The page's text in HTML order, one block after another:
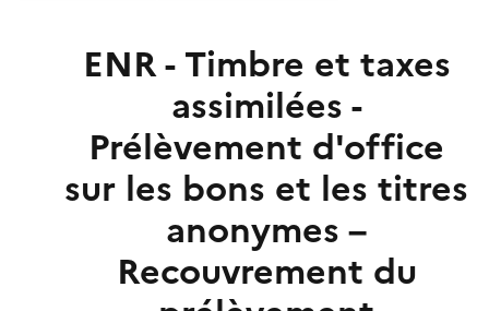
ENR - Timbre et taxes
assimilées -
Prélèvement d'office
sur les bons et les titres
anonymes –
Recouvrement du